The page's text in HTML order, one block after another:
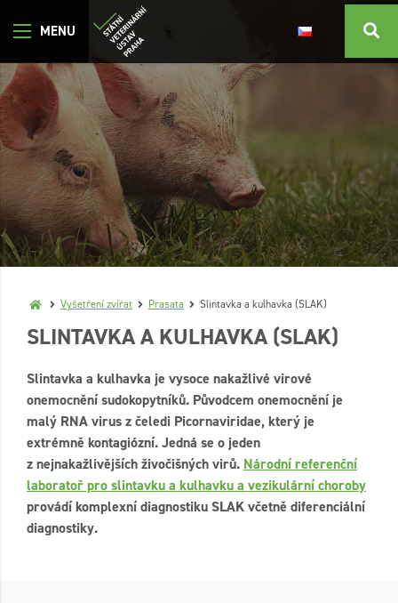
Vyšetření zvířat Prasata Slintavka a kulhavka (SLAK)
SLINTAVKA A KULHAVKA (SLAK)
Slintavka a kulhavka je vysoce nakažlivé virové
onemocnění sudokopytníků. Původcem onemocnění je
malý RNA virus z čeledi Picornaviridae, který je
extrémně kontagiózní. Jedná se o jeden
z nejnakažlivějších živočišných virů. Národní referenční
laboratoř pro slintavku a kulhavku a vezikulární choroby
provádí komplexní diagnostiku SLAK včetně diferenciální
diagnostiky.